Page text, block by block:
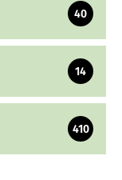
40
14
410